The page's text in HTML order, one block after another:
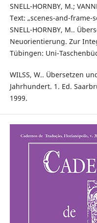
SNELL-HORNBY, M.;
Text: „scenes-and-
SNELL-HORNBY, M..
Neuorientierung. Zur
Tübingen: Uni-
WILSS, W.. Übersetzen
Jahrhundert. 1. Ed.
1999.